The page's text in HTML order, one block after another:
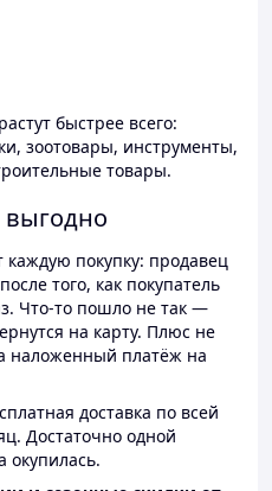
быстрее всего:
зоотовары, инструменты,
товары.
выгодно
покупку: продавец
того, как покупатель
Что-то пошло не так —
на карту. Плюс не
наложенный платёж на
доставка по всей
Достаточно одной
окупилась.